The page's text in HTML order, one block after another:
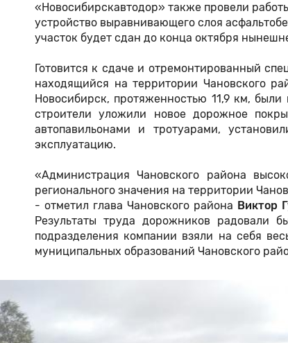
«Новосибирскавтодор» также провели
устройство выравнивающего слоя
участок будет сдан до конца октября
Готовится к сдаче и отремонтированный
находящийся на территории Чановского
Новосибирск, протяженностью 11,9 км,
строители уложили новое дорожное
автопавильонами и тротуарами,
эксплуатацию.
«Администрация Чановского района
регионального значения на территории
- отметил глава Чановского района Виктор
Результаты труда дорожников
подразделения компании взяли на себя
муниципальных образований Чановского